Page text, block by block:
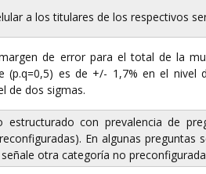
a los titulares de los respectivos
de error para el total de la
(p.q=0,5) es de +/- 1,7% en el nivel
de dos sigmas.
estructurado con prevalencia de
En algunas preguntas
otra categoría no